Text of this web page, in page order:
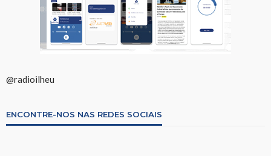
@radioilheu
ENCONTRE-NOS NAS REDES SOCIAIS